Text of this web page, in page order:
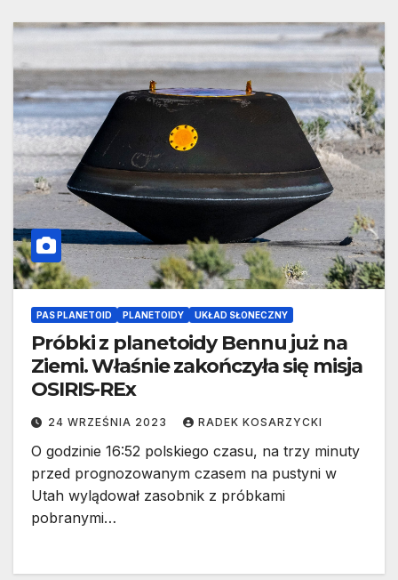
PAS PLANETOID PLANETOIDY UKŁAD SŁONECZNY
Próbki z planetoidy Bennu już na
Ziemi. Właśnie zakończyła się misja
OSIRIS-REx
24 WRZEŚNIA 2023 RADEK KOSARZYCKI
O godzinie 16:52 polskiego czasu, na trzy minuty
przed prognozowanym czasem na pustyni w
Utah wylądował zasobnik z próbkami
pobranymi…